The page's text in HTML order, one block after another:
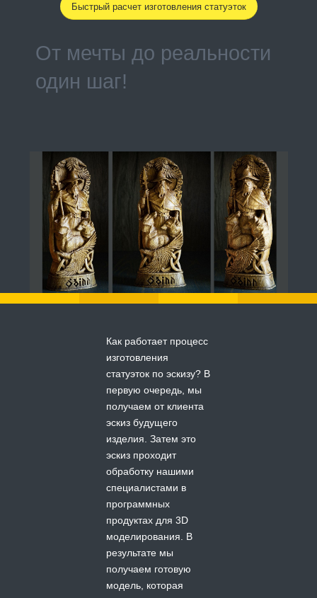
Быстрый расчет изготовления статуэток
От мечты до реальности
один шаг!
Как работает процесс
изготовления
статуэток по эскизу? В
первую очередь, мы
получаем от клиента
эскиз будущего
изделия. Затем это
эскиз проходит
обработку нашими
специалистами в
программных
продуктах для 3D
моделирования. В
результате мы
получаем готовую
модель, которая